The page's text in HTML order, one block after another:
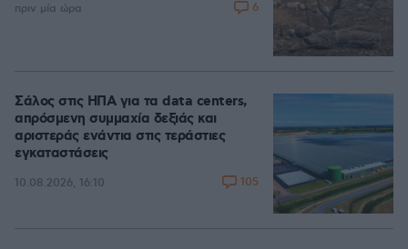
πριν μία ώρα 6
Σάλος στις ΗΠΑ για τα data centers,
απρόσμενη συμμαχία δεξιάς και
αριστεράς ενάντια στις τεράστιες
εγκαταστάσεις
10.08.2026, 16:10 105